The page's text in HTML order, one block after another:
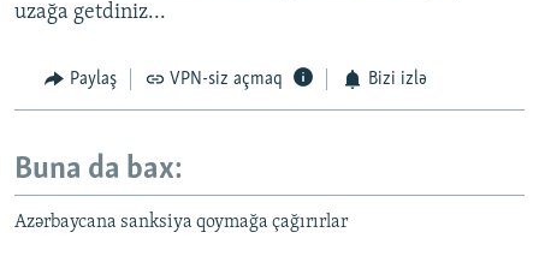
uzağa getdiniz...
Paylaş VPN-siz açmaq Bizi izlə
Buna da bax:
Azərbaycana sanksiya qoymağa çağırırlar